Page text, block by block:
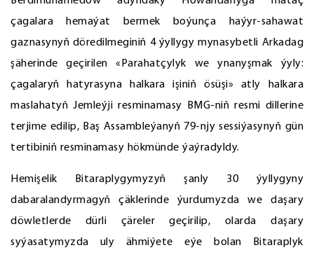
çagalara hemaýat bermek boýunça haýyr-sahawat
gaznasynyň döredilmeginiň 4 ýyllygy mynasybetli Arkadag
şäherinde geçirilen «Parahatçylyk we ynanyşmak ýyly:
çagalaryň hatyrasyna halkara işiniň ösüşi» atly halkara
maslahatyň Jemleýji resminamasy BMG-niň resmi dillerine
terjime edilip, Baş Assambleýanyň 79-njy sessiýasynyň gün
tertibiniň resminamasy hökmünde ýaýradyldy.
Hemişelik Bitaraplygymyzyň şanly 30 ýyllygyny
dabaralandyrmagyň çäklerinde ýurdumyzda we daşary
döwletlerde dürli çäreler geçirilip, olarda daşary
syýasatymyzda uly ähmiýete eýe bolan Bitaraplyk